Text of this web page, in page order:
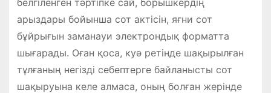
арыздары бойынша сот актісін, яғни сот
бұйрығын заманауи электрондық форматта
шығарады. Оған қоса, куә ретінде шақырылған
тұлғаның негізді себептерге байланысты сот
шақыруына келе алмаса, оның болған жерінде